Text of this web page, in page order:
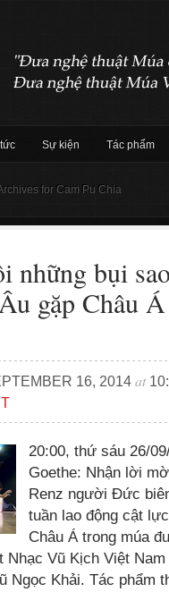
Sự kiện Tác phẩm
for Cam Pu Chia
những bụi
gặp Châu
16, 2014 at
20:00, thứ sáu 26/
Goethe: Nhận lời
Renz người Đức
tuần lao động cật
Châu Á trong múa
Nhạc Vũ Kịch Việt
Ngọc Khải. Tác phẩm